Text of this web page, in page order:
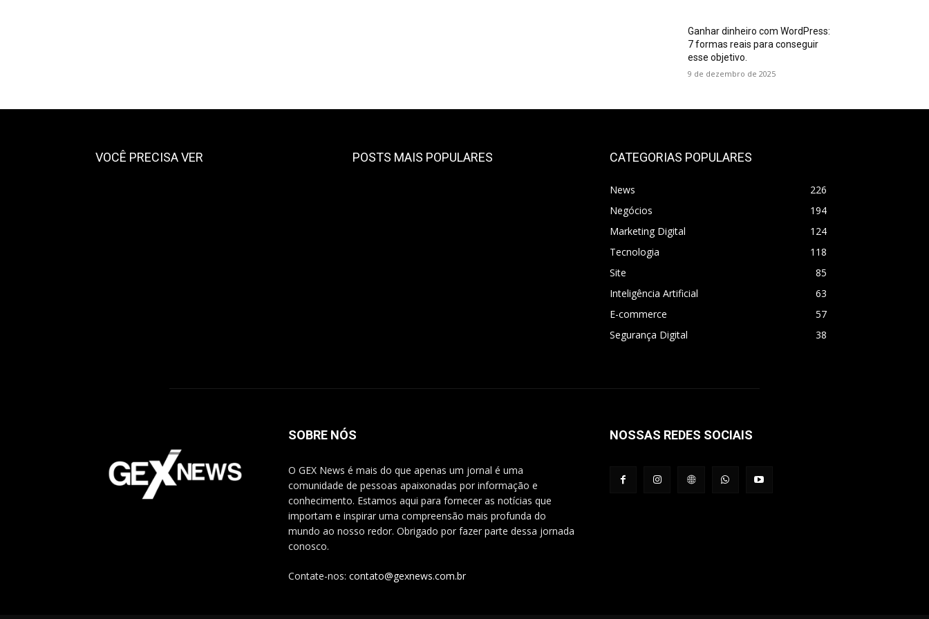
Ganhar dinheiro com WordPress:
7 formas reais para conseguir
esse objetivo.
9 de dezembro de 2025
VOCÊ PRECISA VER POSTS MAIS POPULARES CATEGORIAS POPULARES
News
226
Negócios
194
Marketing Digital
124
Tecnologia
118
Site
85
Inteligência Artificial
63
E-commerce
57
Segurança Digital
38
SOBRE NÓS
O GEX News é mais do que apenas um jornal é uma
comunidade de pessoas apaixonadas por informação e
conhecimento. Estamos aqui para fornecer as notícias que
importam e inspirar uma compreensão mais profunda do
mundo ao nosso redor. Obrigado por fazer parte dessa jornada
conosco.
Contate-nos: contato@gexnews.com.br
NOSSAS REDES SOCIAIS